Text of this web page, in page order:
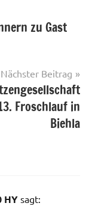
zu Gast
Nächster Beitrag
Froschlauf in
Biehla
HY sagt: